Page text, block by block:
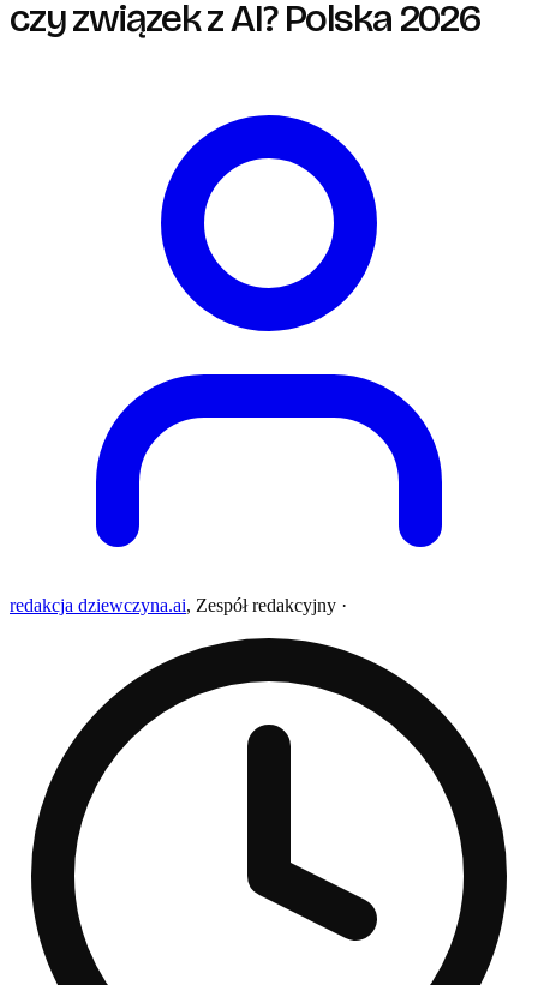
czy związek z AI? Polska 2026
redakcja dziewczyna.ai, Zespół redakcyjny ·